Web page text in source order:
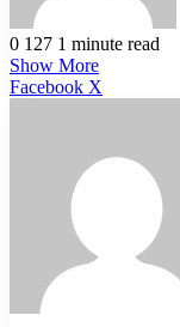
0 127 1 minute read
Show More
Facebook X